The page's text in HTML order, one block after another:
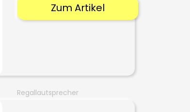
Zum Artikel
Regallautsprecher